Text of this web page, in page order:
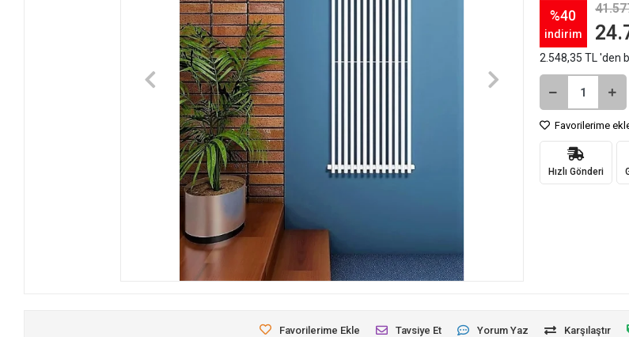
%40
indirim
2.548,35 TL 'den
Favorilerime
Hızlı Gönderi
Favorilerime Ekle Tavsiye Et Yorum Yaz Karşılaştır